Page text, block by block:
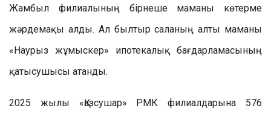
Жамбыл филиалының бірнеше маманы көтерме
жәрдемақы алды. Ал былтыр саланың алты маманы
«Наурыз жұмыскер» ипотекалық бағдарламасының
қатысушысы атанды.
2025 жылы «Қазсушар» РМК филиалдарына 576